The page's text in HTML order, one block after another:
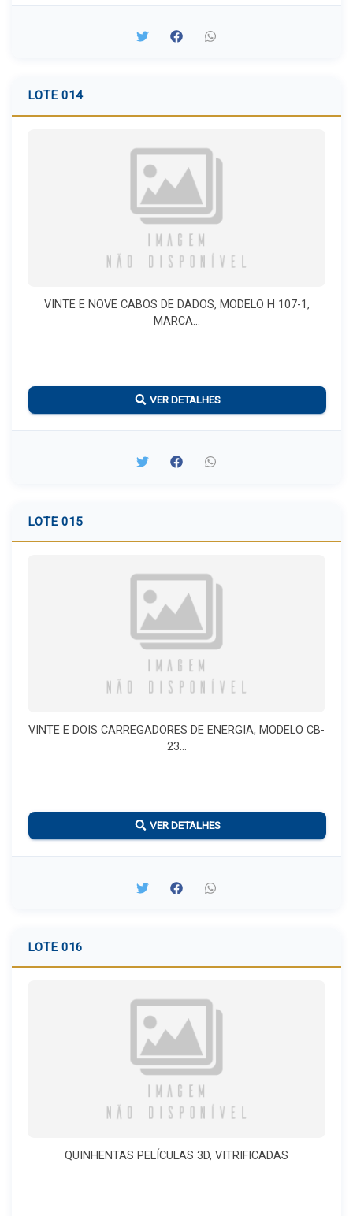
LOTE 014
VINTE E NOVE CABOS DE DADOS, MODELO H 107-1,
MARCA...
VER DETALHES
LOTE 015
VINTE E DOIS CARREGADORES DE ENERGIA, MODELO CB-
23...
VER DETALHES
LOTE 016
QUINHENTAS PELÍCULAS 3D, VITRIFICADAS